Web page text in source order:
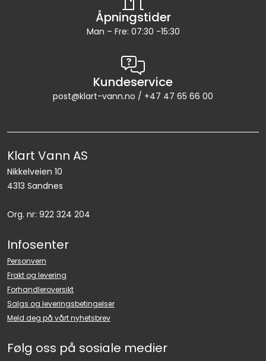
Åpningstider
Man – Fre: 07:30 -15:30
Kundeservice
post@klart-vann.no / +47 47 65 66 00
Klart Vann AS
Nikkelveien 10
4313 Sandnes
Org. nr: 922 324 204
Infosenter
Personvern
Frakt og levering
Forhandleroversikt
Salgs og leveringsbetingelser
Meld deg på vårt nyhetsbrev
Følg oss på sosiale medier